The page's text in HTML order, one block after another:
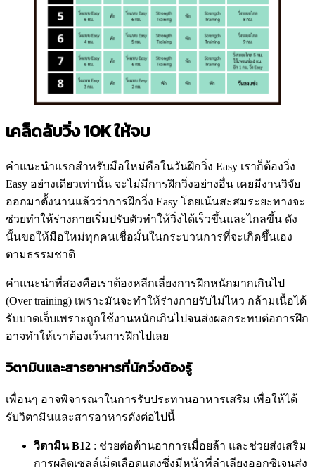
เคล็ดลับวิ่ง 10K ให้จบ
คำแนะนำแรกสำหรับมือใหม่คือในวันฝึกวิ่ง Easy เราก็ต้องวิ่ง
Easy อย่างเดียวเท่านั้น จะไม่มีการฝึกวิ่งอย่างอื่น เคยมีงานวิจัย
ออกมาตั้งนานแล้วว่าการฝึกวิ่ง Easy โดยเน้นสะสมระยะทางจะ
ช่วยทำให้ร่างกายเริ่มปรับตัวทำให้วิ่งได้เร็วขึ้นและไกลขึ้น ดัง
นั้นขอให้มือใหม่ทุกคนเชื่อมั่นในกระบวนการที่จะเกิดขึ้นเอง
ตามธรรมชาติ
คำแนะนำที่สองคือเราต้องหลีกเลี่ยงการฝึกหนักมากเกินไป
(Over training) เพราะมันจะทำให้ร่างกายรับไม่ไหว กล้ามเนื้อได้
รับบาดเจ็บเพราะถูกใช้งานหนักเกินไปจนส่งผลกระทบต่อการฝึก
อาจทำให้เราต้องเว้นการฝึกไปเลย
วิตามินและสารอาหารที่นักวิ่งต้องรู้
เพื่อนๆ อาจพิจารณาในการรับประทานอาหารเสริม เพื่อให้ได้
รับวิตามินและสารอาหารดังต่อไปนี้
วิตามิน B12 : ช่วยต่อต้านอาการเมื่อยล้า และช่วยส่งเสริม
การผลิตเซลล์เม็ดเลือดแดงซึ่งมีหน้าที่ลำเลียงออกซิเจนส่ง